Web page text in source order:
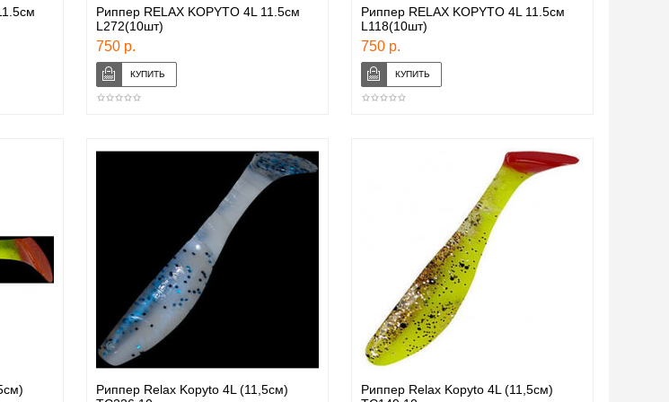
Риппер RELAX KOPYTO 4L 11.5см
L272(10шт)
750 р.
Риппер RELAX KOPYTO 4L 11.5см
L118(10шт)
750 р.
Риппер Relax Kopyto 4L (11,5см)
Риппер Relax Kopyto 4L (11,5см)